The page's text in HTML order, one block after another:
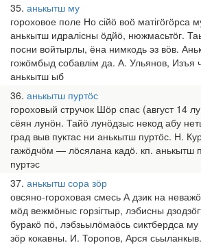
35 анькытш му
гороховое поле Но сійӧ воӧ матігӧгӧрса
анькытш идралісны ӧдйӧ, нюжмасьтӧг.
посни войтырлы, ёна нимкодь эз вӧв.
гожӧмбыд собавлім да. А. Ульянов,
анькытш ыб
36 анькытш пуртӧс
гороховый стручок Шӧр спас (август 14
сёян лунӧн. Тайӧ лунӧдзыс некод абу
град выв пуктас ни анькытш пуртӧс. Н.
гажӧдчӧм — лӧсялана кадӧ. кп. анькытш
пуртэс
37 анькытш сора зӧр
овсяно-гороховая смесь А дзик на
мӧд вежмӧныс горзігтыр, лэбисны
буракӧ пӧ, лэбзьылӧмаӧсь сиктбердса
зӧр кокавны. И. Торопов, Арся сьыланкыв.